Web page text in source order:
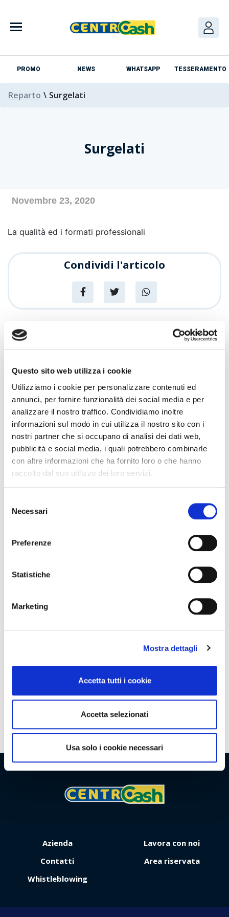
Questo sito web utilizza i cookie
Utilizziamo i cookie per personalizzare contenuti ed
annunci, per fornire funzionalità dei social media e per
analizzare il nostro traffico. Condividiamo inoltre
informazioni sul modo in cui utilizza il nostro sito con i
nostri partner che si occupano di analisi dei dati web,
pubblicità e social media, i quali potrebbero combinarle
con altre informazioni che ha fornito loro o che hanno
raccolto dal suo utilizzo dei loro servizi.
delNecessari
Preferenze
Statistiche
Marketing
Mostra dettagli
Accetta tutti i cookie
Accetta selezionati
Usa solo i cookie necessari
content
PROMO NEWS WHATSAPP TESSERAMENTO
Reparto \ Surgelati
Promozioni
Surgelati
Novembre 23, 2020
La qualità ed i formati professionali
Condividi l'articolo
Articoli recenti
Sempre più Buoni
Centro Cash Oristano si rinnova: più
spazio, più assortimento, più servizi
Centro Cash celebra 20 anni
Categorie
Aggiornamenti
Iniziative commerciali
Territorio
Azienda
Lavora con noi
Contatti
Area riservata
Whistleblowing